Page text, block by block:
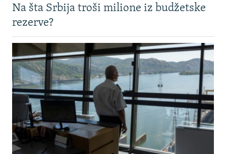
Na šta Srbija troši milione iz budžetske
rezerve?